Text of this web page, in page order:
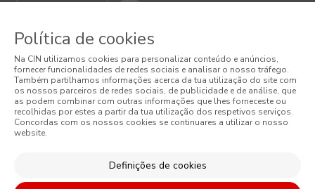
© 2026 CIN, S.A.
Termos e Condições
Política de Privacidade
Política de cookies
Na CIN utilizamos cookies para personalizar conteúdo e anúncios,
fornecer funcionalidades de redes sociais e analisar o nosso tráfego.
Também partilhamos informações acerca da tua utilização do site com
os nossos parceiros de redes sociais, de publicidade e de análise, que
as podem combinar com outras informações que lhes forneceste ou
recolhidas por estes a partir da tua utilização dos respetivos serviços.
Concordas com os nossos cookies se continuares a utilizar o nosso
website.
Definições de cookies